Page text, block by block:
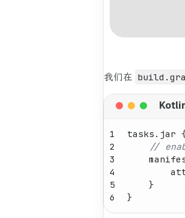
我们在
1
2
3
4
5
6
tasks.jar {
//
    }
}